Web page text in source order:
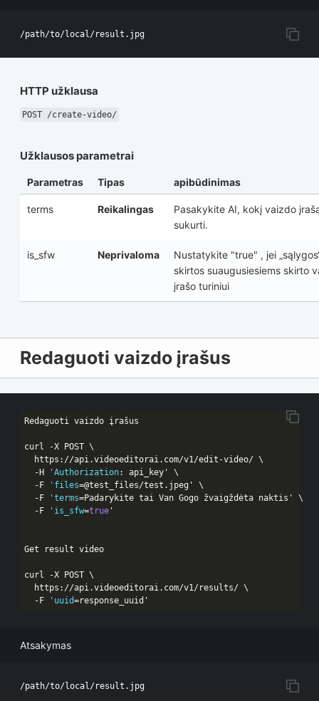
HTTP užklausa
POST /create-video/
Užklausos parametrai
Parametras Tipas apibūdinimas
terms Reikalingas
Pasakykite AI, kokį vaizdo
sukurti.
is_sfw Neprivaloma Nustatykite "true" , jei
skirtos suaugusiesiems skirto
įrašo turiniui
Redaguoti vaizdo įrašus
Redaguoti vaizdo įrašus
curl -X POST \
  https:
//api.videoeditorai.com/v1/edit-video/ \
  -H
'Authorization: api_key' \
  -F
'files=@test_files/test.jpeg' \
  -F
'terms=Padarykite tai Van Gogo žvaigždėta naktis' \
  -F
'is_sfw=true '
Get result video
curl -X POST \
  https:
//api.videoeditorai.com/v1/results/ \
  -F
'uuid=response_uuid'
Atsakymas